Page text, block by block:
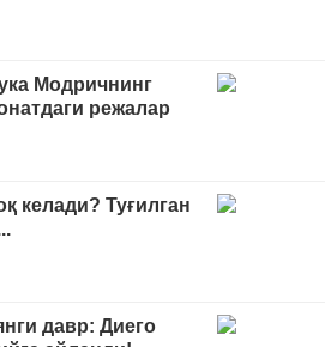
Модричнинг
режалар
келади? Туғилган
давр: Диего